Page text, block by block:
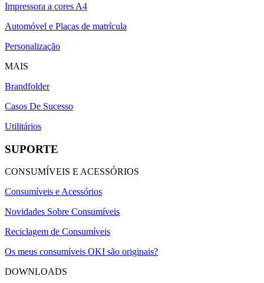
Impressora a cores A4
Automóvel e Placas de matrícula
Personalização
MAIS
Brandfolder
Casos De Sucesso
Utilitários
SUPORTE
CONSUMÍVEIS E ACESSÓRIOS
Consumíveis e Acessórios
Novidades Sobre Consumíveis
Reciclagem de Consumíveis
Os meus consumíveis OKI são originais?
DOWNLOADS